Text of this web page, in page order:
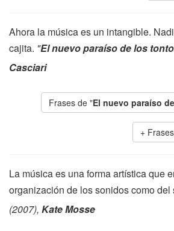
Ahora la música es un intangible.
cajita. "El nuevo paraíso de los
Casciari
Frases de "El nuevo paraíso
La música es una forma artística que
organización de los sonidos como del
(2007), Kate Mosse